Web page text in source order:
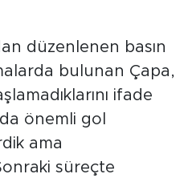
düzenlenen basın
bulunan Çapa,
ifade
önemli gol
ama
süreçte